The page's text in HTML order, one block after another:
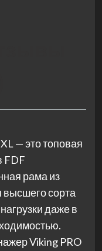
— это топовая
FDF
рама из
высшего сорта
даже в
Viking PRO